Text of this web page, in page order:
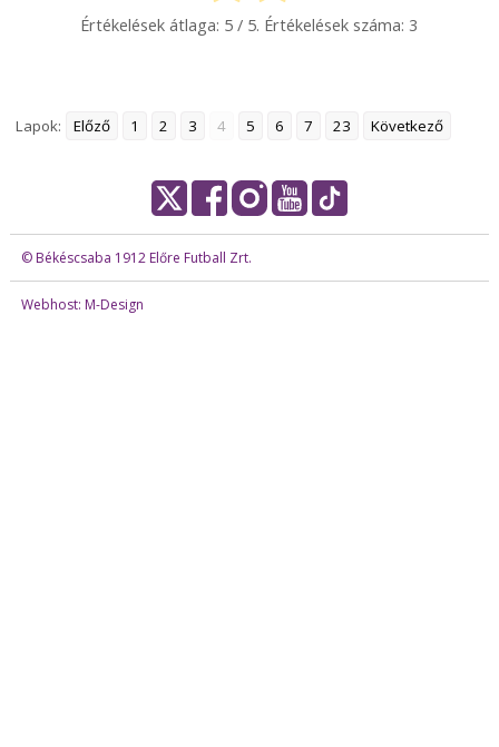
Értékelések átlaga: 5 / 5. Értékelések száma: 3
Lapok: Előző 1 2 3 4 5 6 7 23 Következő
© Békéscsaba 1912 Előre Futball Zrt.
Webhost: M-Design